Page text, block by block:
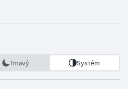
Tmavý Systém